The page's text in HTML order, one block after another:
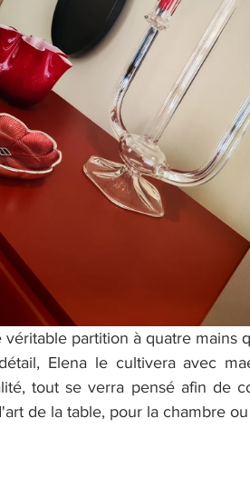
véritable partition à quatre mains
Elena le cultivera avec
tout se verra pensé afin de
de la table, pour la chambre